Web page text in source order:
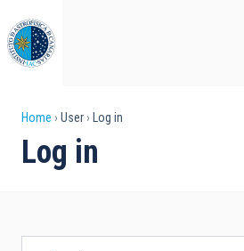
to
main
content
Breadcrumb
Home User Log in
Log in